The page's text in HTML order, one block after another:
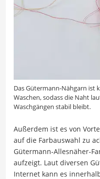
Das Gütermann-Nähgarn
Waschen, sodass die Naht
Waschgängen stabil bleibt.
Außerdem ist es von
auf die Farbauswahl zu
Gütermann-Allesnäher-
aufzeigt. Laut diversen
Internet kann es